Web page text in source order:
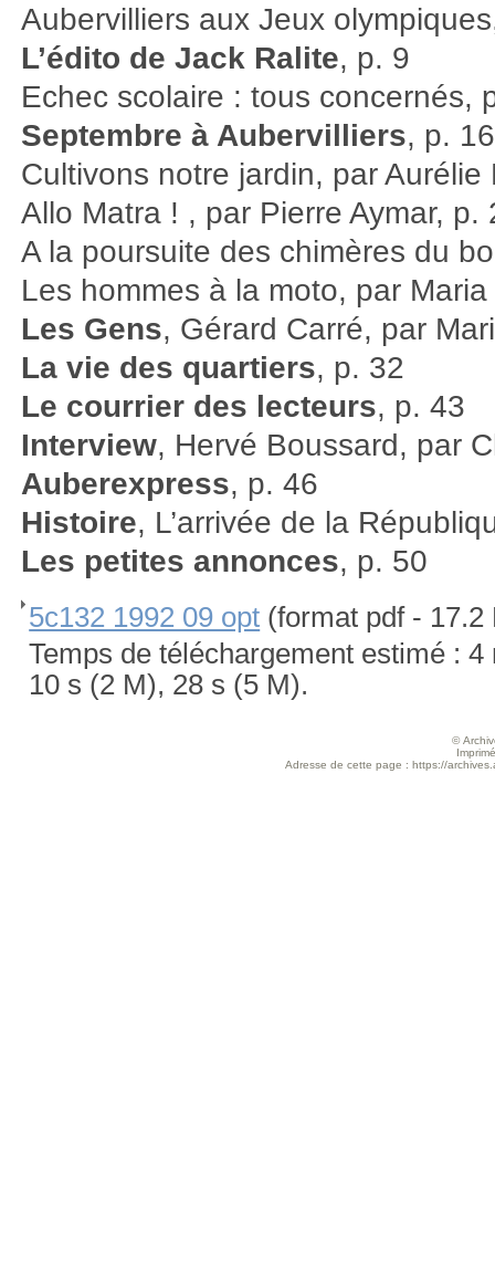
Aubervilliers aux Jeux
L’édito de Jack Ralite, p. 9
Echec scolaire : tous concernés,
Septembre à Aubervilliers, p. 16
Cultivons notre jardin, par Aurélie
Allo Matra ! , par Pierre Aymar, p.
A la poursuite des chimères du
Les hommes à la moto, par
Les Gens, Gérard Carré, par
La vie des quartiers, p. 32
Le courrier des lecteurs, p. 43
Interview, Hervé Boussard, par
Auberexpress, p. 46
Histoire, L’arrivée de la
Les petites annonces, p. 50
5c132 1992 09 opt (format pdf -
Temps de téléchargement estimé :
10 s (2 M), 28 s (5 M).
©
Adresse de cette page : https://